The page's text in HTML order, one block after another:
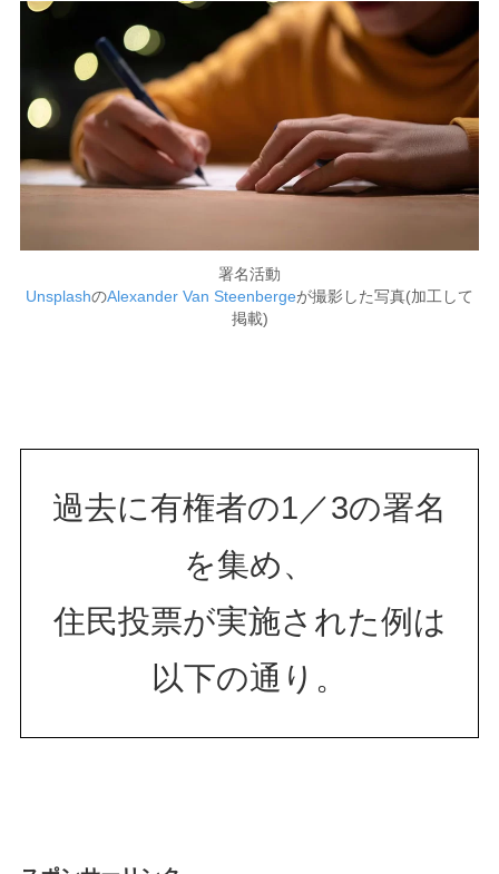
署名活動
UnsplashのAlexander Van Steenbergeが撮影した写真(加工して
掲載)
過去に有権者の1／3の署名
を集め、
住民投票が実施された例は
以下の通り。